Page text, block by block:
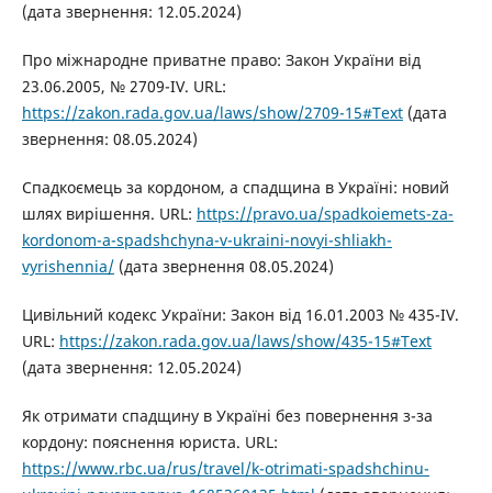
(дата звернення: 12.05.2024)
Про міжнародне приватне право: Закон України від
23.06.2005, № 2709-IV. URL:
https://zakon.rada.gov.ua/laws/show/2709-15#Text(дата
звернення: 08.05.2024)
Спадкоємець за кордоном, а спадщина в Україні: новий
шлях вирішення. URL: https://pravo.ua/spadkoiemets-za-
kordonom-a-spadshchyna-v-ukraini-novyi-shliakh-
vyrishennia/(дата звернення 08.05.2024)
Цивільний кодекс України: Закон від 16.01.2003 № 435-IV.
URL: https://zakon.rada.gov.ua/laws/show/435-15#Text
(дата звернення: 12.05.2024)
Як отримати спадщину в Україні без повернення з-за
кордону: пояснення юриста. URL:
https://www.rbc.ua/rus/travel/k-otrimati-spadshchinu-